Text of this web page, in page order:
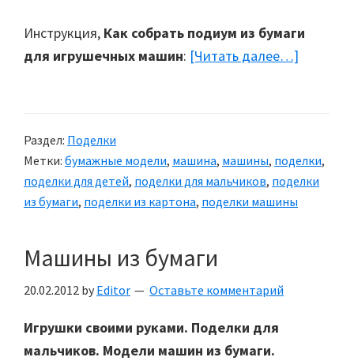
Инструкция, Как собрать подиум из бумаги
для игрушечных машин: [Читать далее…]
Раздел: Поделки
Метки: бумажные модели, машина, машины, поделки,
поделки для детей, поделки для мальчиков, поделки
из бумаги, поделки из картона, поделки машины
Машины из бумаги
20.02.2012 by Editor Оставьте комментарий
Игрушки своими руками. Поделки для
мальчиков. Модели машин из бумаги.